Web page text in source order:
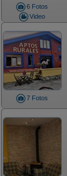
6 Fotos
Video
7 Fotos